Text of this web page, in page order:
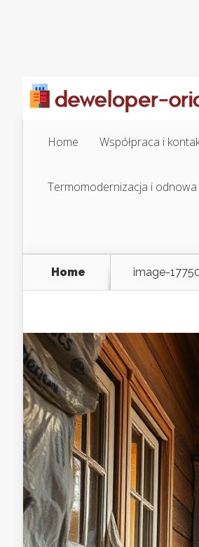
Home Współpraca i
Termomodernizacja i
Home image-